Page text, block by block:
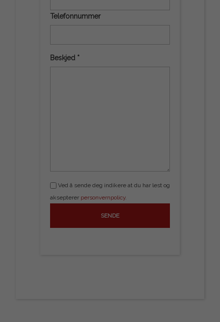
Telefonnummer
Beskjed *
Ved å sende deg indikere at du har lest og
aksepterer personvernpolicy.